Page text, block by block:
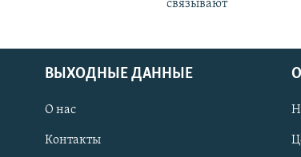
связывают
ВЫХОДНЫЕ ДАННЫЕ
О нас
Контакты